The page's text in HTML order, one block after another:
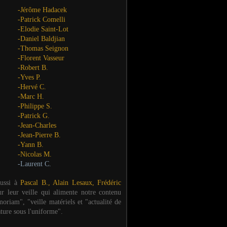
-Jérôme Hadacek
-Patrick Comelli
-Elodie Saint-Lot
-Daniel Baldjian
-Thomas Seignon
-Florent Vasseur
-Robert B.
-Yves P.
-Hervé C.
-Marc H.
-Philippe S.
-Patrick G.
-Jean-Charles
-Jean-Pierre B.
-Yann B.
-Nicolas M.
-Laurent C.
àPascal B., Alain Lesaux, Frédéric
leur veille qui alimente notre contenu
"veille matériels et "actualité de
sous l'uniforme".